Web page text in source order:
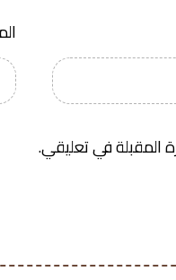
المقبلة في تعليقي.